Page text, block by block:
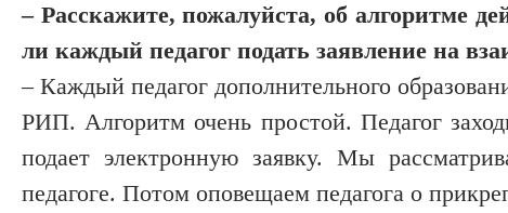
– Расскажите, пожалуйста, об алгоритме
ли каждый педагог подать заявление на
– Каждый педагог дополнительного
РИП. Алгоритм очень простой. Педагог
подает электронную заявку. Мы
педагоге. Потом оповещаем педагога о